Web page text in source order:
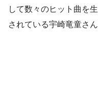
して数々のヒット曲を
されている宇崎竜童さ